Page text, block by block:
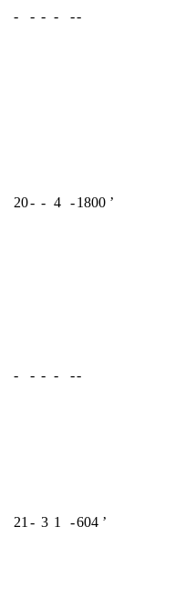
- - - - --
20- - 4 -1800 ʼ
- - - - --
21 - 3 1 -604 ʼ